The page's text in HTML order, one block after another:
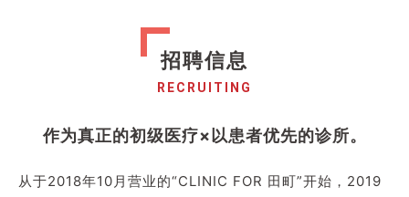
招聘信息
RECRUITING
作为真正的初级医疗×以患者优先的诊所。
从于2018年10月营业的“CLINIC FOR 田町”开始，2019